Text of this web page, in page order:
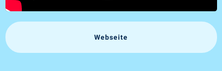
Webseite